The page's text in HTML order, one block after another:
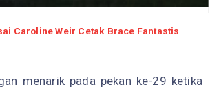
Caroline Weir Cetak Brace Fantastis
menarik pada pekan ke-29 ketika